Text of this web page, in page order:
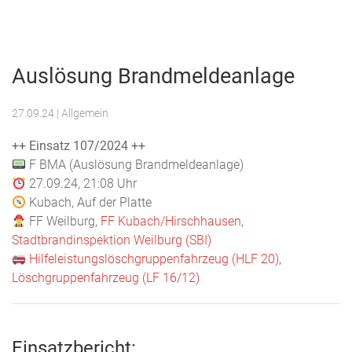
Feuerwehr
Auslösung Brandmeldeanlage
27.09.24 | Allgemein
++ Einsatz 107/2024 ++
F BMA (Auslösung Brandmeldeanlage)
27.09.24, 21:08 Uhr
Kubach, Auf der Platte
FF Weilburg, FF Kubach/Hirschhausen,
Stadtbrandinspektion Weilburg (SBI)
Hilfeleistungslöschgruppenfahrzeug (HLF 20),
Löschgruppenfahrzeug (LF 16/12)